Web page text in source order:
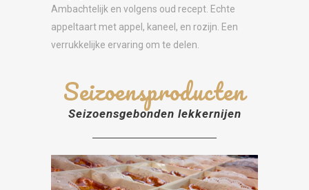
Ambachtelijk en volgens oud recept. Echte
appeltaart met appel, kaneel, en rozijn. Een
verrukkelijke ervaring om te delen.
Seizoensproducten
Seizoensgebonden lekkernijen